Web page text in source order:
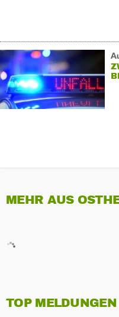
MEHR AUS
TOP MELDUNGEN